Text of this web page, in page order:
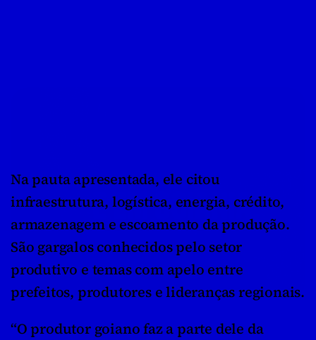
Na pauta apresentada, ele citou
infraestrutura, logística, energia, crédito,
armazenagem e escoamento da produção.
São gargalos conhecidos pelo setor
produtivo e temas com apelo entre
“O produtor goiano faz a parte dele da